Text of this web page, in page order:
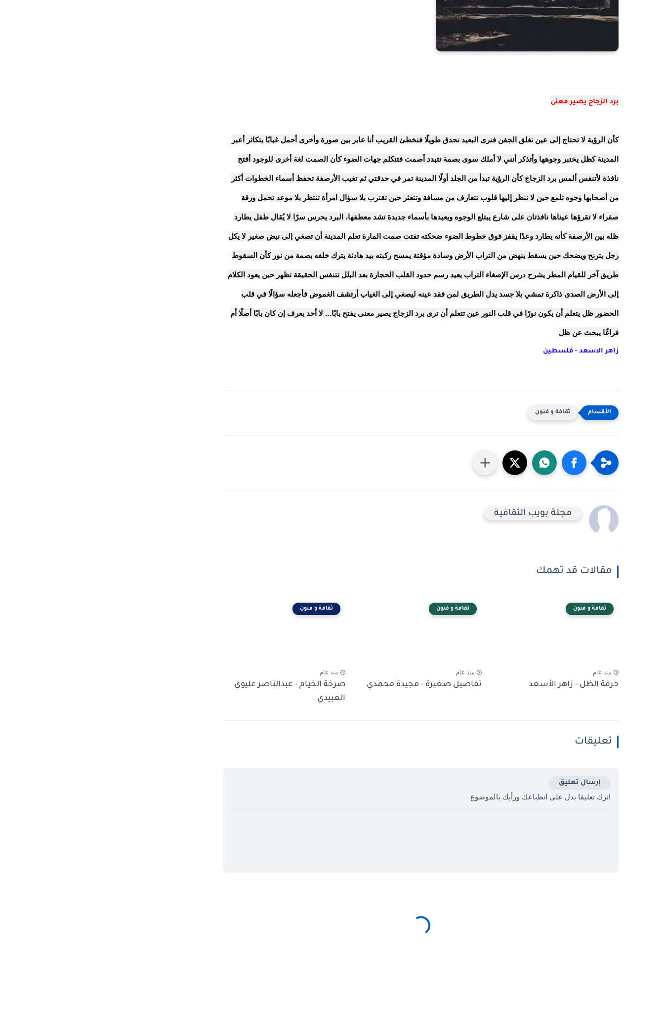
برد الزجاج يصير معنى
كأن الرؤية لا تحتاج إلى عين نغلق الجفن فنرى البعيد نحدق طويلًا فنخطئ القريب أنا عابر بين صورة وأخرى أحمل غيابًا يتكاثر أعبر
المدينة كظل يختبر وجوهها وأتذكر أنني لا أملك سوى بصمة تتبدد أصمت فتتكلم جهات الضوء كأن الصمت لغة أخرى للوجود أفتح
نافذة لأتنفس ألمس برد الزجاج كأن الرؤية تبدأ من الجلد أولًا المدينة تمر في حدقتي ثم تغيب الأرصفة تحفظ أسماء الخطوات أكثر
من أصحابها وجوه تلمع حين لا ننظر إليها قلوب تتعارف من مسافة وتتعثر حين تقترب بلا سؤال امرأة تنتظر بلا موعد تحمل ورقة
صفراء لا تقرؤها عيناها نافذتان على شارع يبتلع الوجوه ويعيدها بأسماء جديدة تشد معطفها، البرد يحرس سرًا لا يُقال طفل يطارد
ظله بين الأرصفة كأنه يطارد وعدًا يقفز فوق خطوط الضوء ضحكته تفتت صمت المارة تعلم المدينة أن تصغي إلى نبض صغير لا يكل
رجل يترنح ويضحك حين يسقط ينهض من التراب الأرض وسادة مؤقتة يمسح ركبته بيد هادئة يترك خلفه بصمة من نور كأن السقوط
طريق آخر للقيام المطر يشرح درس الإصغاء التراب يعيد رسم حدود القلب الحجارة بعد البلل تتنفس الحقيقة تظهر حين يعود الكلام
إلى الأرض الصدى ذاكرة تمشي بلا جسد يدل الطريق لمن فقد عينه ليصغي إلى الغياب أرتشف الغموض فأجعله سؤالًا في قلب
الحضور ظل يتعلم أن يكون نورًا في قلب النور عين تتعلم أن ترى برد الزجاج يصير معنى يفتح بابًا… لا أحد يعرف إن كان بابًا أصلًا أم
فراغًا يبحث عن ظل
زاهر الاسعد - فلسطين
ثقافة و فنون
مجلة بويب الثقافية
مقالات قد تهمك
ثقافة و فنون
منذ عام
حرفة الظل - زاهر الأسعد
ثقافة و فنون
منذ عام
تفاصيل صغيرة - مجيدة محمدي
ثقافة و فنون
منذ عام
صرخة الخيام - عبدالناصر عليوي
العبيدي
تعليقات
إرسال تعليق
اترك تعليقا يدل على انطباعك ورأيك بالموضوع